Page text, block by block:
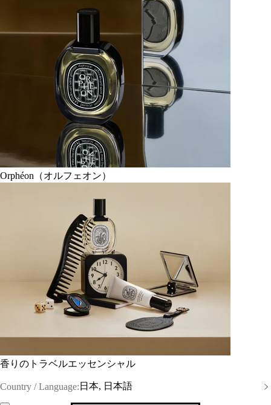
Orphéon（オルフェオン）
香りのトラベルエッセンシャル
Country / Language: 日本, 日本語